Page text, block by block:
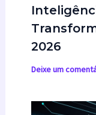
2026
Deixe um